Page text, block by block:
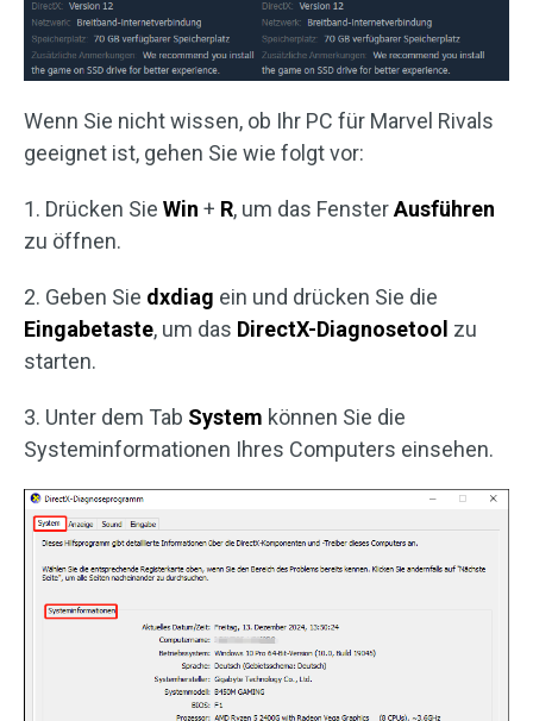
Wenn Sie nicht wissen, ob Ihr PC für Marvel Rivals
geeignet ist, gehen Sie wie folgt vor:
1. Drücken Sie Win + R, um das FensterAusführen
zu öffnen.
2. Geben Sie dxdiag ein und drücken Sie die
Eingabetaste, um das DirectX-Diagnosetool zu
starten.
3. Unter dem Tab System können Sie die
Systeminformationen Ihres Computers einsehen.